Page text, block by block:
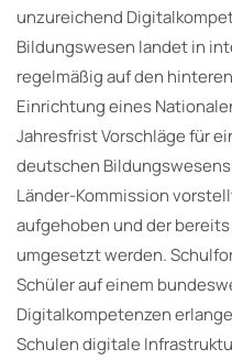
unzureichend
Bildungswesen landet in
regelmäßig auf den
Einrichtung eines
Jahresfrist Vorschläge für
deutschen
Länder-Kommission
aufgehoben und der
umgesetzt werden.
Schüler auf einem
Digitalkompetenzen
Schulen digitale